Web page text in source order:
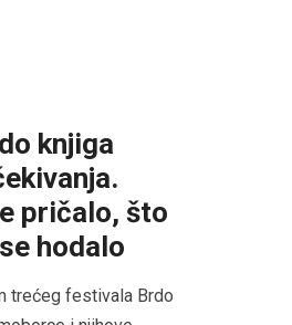
knjiga
pričalo, što
hodalo
trećeg festivala Brdo